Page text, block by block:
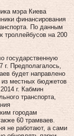
мэра Киева
финансирования
По данным
троллейбусов на 200
государственную
г. Предполагалось,
будет направлено
местных бюджетов
г. Кабмин
транспорта,
городам
60 трамваев.
не работают, а сами